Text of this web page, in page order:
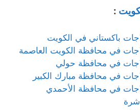
:
باكستاني في الكويت
في محافظة الكويت العاصمة
في محافظة حولي
في محافظة مبارك الكبير
في محافظة الأحمدي